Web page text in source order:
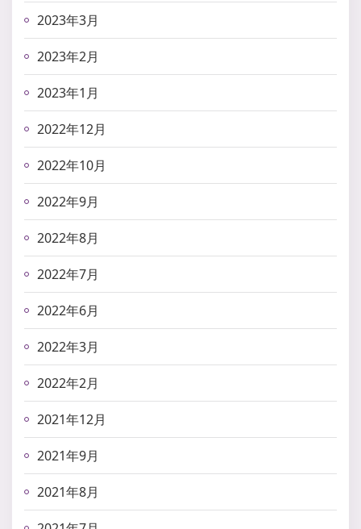
2023年3月
2023年2月
2023年1月
2022年12月
2022年10月
2022年9月
2022年8月
2022年7月
2022年6月
2022年3月
2022年2月
2021年12月
2021年9月
2021年8月